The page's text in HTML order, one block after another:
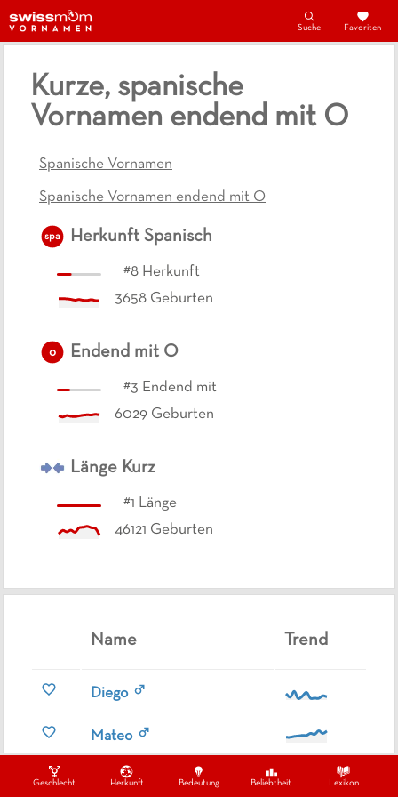
Geschlecht Herkunft Bedeutung Beliebtheit Lexikon
Suche Favoriten
Kurze, spanische
Vornamen endend mit O
Spanische Vornamen
Spanische Vornamen endend mit O
spa Herkunft Spanisch
#8 Herkunft
3658 Geburten
o Endend mit O
#3 Endend mit
6029 Geburten
Länge Kurz
#1 Länge
46121 Geburten
Name Trend
Diego
Mateo
Emilio